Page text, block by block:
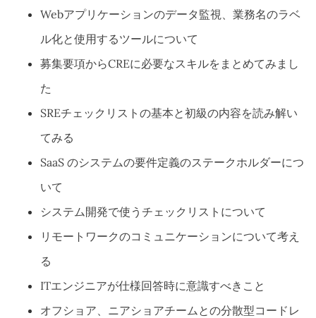
Webアプリケーションのデータ監視、業務名のラベ
ル化と使用するツールについて
募集要項からCREに必要なスキルをまとめてみまし
た
SREチェックリストの基本と初級の内容を読み解い
てみる
SaaS のシステムの要件定義のステークホルダーにつ
いて
システム開発で使うチェックリストについて
リモートワークのコミュニケーションについて考え
る
ITエンジニアが仕様回答時に意識すべきこと
オフショア、ニアショアチームとの分散型コードレ